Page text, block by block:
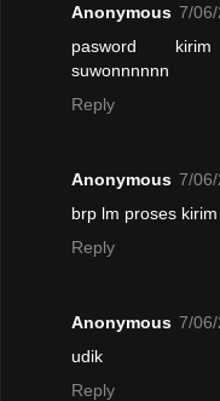
Anonymous 7/
pasword kirim
suwonnnnnn
Reply
Anonymous 7/
brp lm proses
Reply
Anonymous 7/
udik
Reply